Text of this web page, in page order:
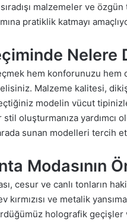
malzemeler ve
pratiklik katmayı
Nelere
hem konforunuzu hem
Malzeme kalitesi,
modelin vücut
oluşturmanıza yardımcı
arada sunan modelleri tercih
Modasının
cesur ve canlı tonların
kırmızısı ve metalik
holografik geçişler